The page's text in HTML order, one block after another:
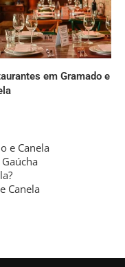
em Gramado e
e Canela
Canela